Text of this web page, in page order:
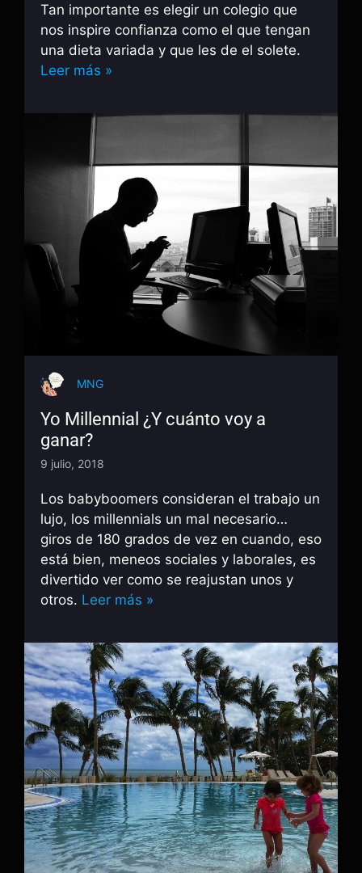
Tan importante es elegir un colegio que
nos inspire confianza como el que tengan
una dieta variada y que les de el solete.
Leer más »
MNG
Yo Millennial ¿Y cuánto voy a
ganar?
9 julio, 2018
Los babyboomers consideran el trabajo un
lujo, los millennials un mal necesario…
giros de 180 grados de vez en cuando, eso
está bien, meneos sociales y laborales, es
divertido ver como se reajustan unos y
otros. Leer más »